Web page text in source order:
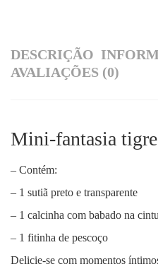
DESCRIÇÃO
AVALIAÇÕES (0)
Mini-fantasia
– Contém:
– 1 sutiã preto e transparente
– 1 calcinha com babado na
– 1 fitinha de pescoço
Delicie-se com momentos